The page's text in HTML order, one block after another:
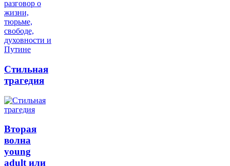
Стильная
трагедия
Вторая
волна
young
adult или